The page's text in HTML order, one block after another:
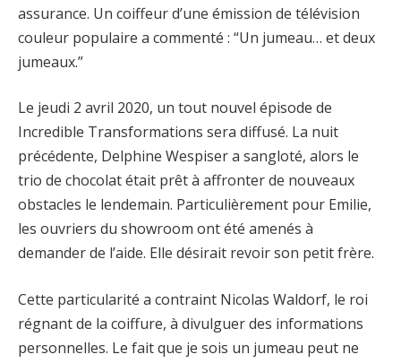
assurance. Un coiffeur d’une émission de télévision
couleur populaire a commenté : “Un jumeau… et deux
jumeaux.”
Le jeudi 2 avril 2020, un tout nouvel épisode de
Incredible Transformations sera diffusé. La nuit
précédente, Delphine Wespiser a sangloté, alors le
trio de chocolat était prêt à affronter de nouveaux
obstacles le lendemain. Particulièrement pour Emilie,
les ouvriers du showroom ont été amenés à
demander de l’aide. Elle désirait revoir son petit frère.
Cette particularité a contraint Nicolas Waldorf, le roi
régnant de la coiffure, à divulguer des informations
personnelles. Le fait que je sois un jumeau peut ne